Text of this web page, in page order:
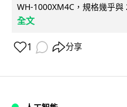
WH-1000XM4C，規格幾乎
全文
1 分享